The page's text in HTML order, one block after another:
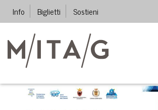
Info Biglietti Sostieni